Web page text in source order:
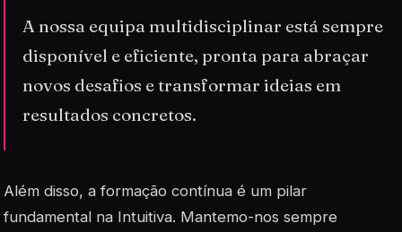
A nossa equipa multidisciplinar está sempre
disponível e eficiente, pronta para abraçar
novos desafios e transformar ideias em
resultados concretos.
Além disso, a formação contínua é um pilar
fundamental na Intuitiva. Mantemo-nos sempre